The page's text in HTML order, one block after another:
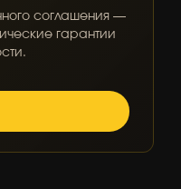
соглашения —
гарантии